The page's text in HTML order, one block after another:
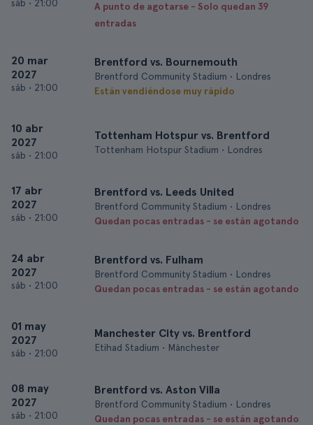
sáb • 21:00
A punto de agotarse - Solo quedan 39
entradas
20 mar
2027
sáb • 21:00
Brentford vs. Bournemouth
Brentford Community Stadium • Londres
Están vendiéndose muy rápido
10 abr
2027
sáb • 21:00
Tottenham Hotspur vs. Brentford
Tottenham Hotspur Stadium • Londres
17 abr
2027
sáb • 21:00
Brentford vs. Leeds United
Brentford Community Stadium • Londres
Quedan pocas entradas - se están agotando
24 abr
2027
sáb • 21:00
Brentford vs. Fulham
Brentford Community Stadium • Londres
Quedan pocas entradas - se están agotando
01 may
2027
sáb • 21:00
Manchester City vs. Brentford
Etihad Stadium • Mánchester
08 may
2027
sáb • 21:00
Brentford vs. Aston Villa
Brentford Community Stadium • Londres
Quedan pocas entradas - se están agotando